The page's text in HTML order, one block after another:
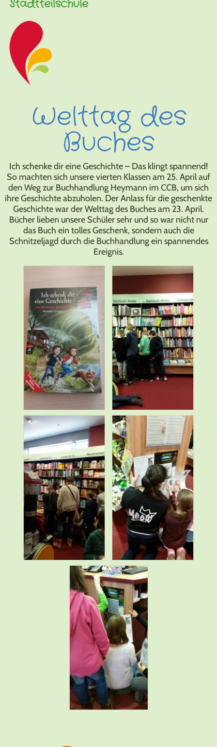
Stadtteilschule
Welttag des
Buches
Ich schenke dir eine Geschichte – Das klingt spannend!
So machten sich unsere vierten Klassen am 25. April auf
den Weg zur Buchhandlung Heymann im CCB, um sich
ihre Geschichte abzuholen. Der Anlass für die geschenkte
Geschichte war der Welttag des Buches am 23. April.
Bücher lieben unsere Schüler sehr und so war nicht nur
das Buch ein tolles Geschenk, sondern auch die
Schnitzeljagd durch die Buchhandlung ein spannendes
Ereignis.